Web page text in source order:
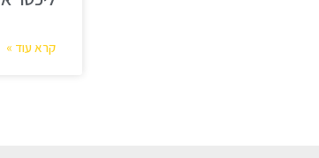
קרא עוד »